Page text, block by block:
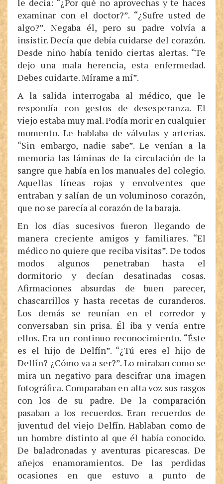
le decía: “¿Por qué no aprovechas y te haces
examinar con el doctor?”. “¿Sufre usted de
algo?”. Negaba él, pero su padre volvía a
insistir. Decía que debía cuidarse del corazón.
Desde niño había tenido ciertas alertas. “Te
dejo una mala herencia, esta enfermedad.
Debes cuidarte. Mírame a mí”.
A la salida interrogaba al médico, que le
respondía con gestos de desesperanza. El
viejo estaba muy mal. Podía morir en cualquier
momento. Le hablaba de válvulas y arterias.
“Sin embargo, nadie sabe”. Le venían a la
memoria las láminas de la circulación de la
sangre que había en los manuales del colegio.
Aquellas líneas rojas y envolventes que
entraban y salían de un voluminoso corazón,
que no se parecía al corazón de la baraja.
En los días sucesivos fueron llegando de
manera creciente amigos y familiares. “El
médico no quiere que reciba visitas”. De todos
modos algunos penetraban hasta el
dormitorio y decían desatinadas cosas.
Afirmaciones absurdas de buen parecer,
chascarrillos y hasta recetas de curanderos.
Los demás se reunían en el corredor y
conversaban sin prisa. Él iba y venía entre
ellos. Era un continuo reconocimiento. “Éste
es el hijo de Delfín”. “¿Tú eres el hijo de
Delfín? ¿Cómo va a ser?”. Lo miraban como se
mira un negativo para descifrar una imagen
fotográfica. Comparaban en alta voz sus rasgos
con los de su padre. De la comparación
pasaban a los recuerdos. Eran recuerdos de
juventud del viejo Delfín. Hablaban como de
un hombre distinto al que él había conocido.
De baladronadas y aventuras picarescas. De
añejos enamoramientos. De las perdidas
ocasiones en que estuvo a punto de